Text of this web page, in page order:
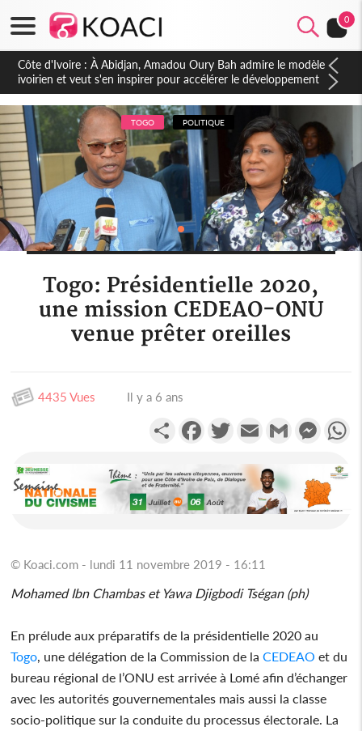
0
Côte d'Ivoire : 23 milliards FCFA de la France pour le métro
d'Abidjan et les Agoras : un nouveau coup d'accélérateur aux
projets structurants
TOGO POLITIQUE
Togo: Présidentielle 2020,
une mission CEDEAO-ONU
venue prêter oreilles
4435 Vues Il y a 6 ans
PartagerFacebookTwitterEmail Gmail
© Koaci.com - lundi 11 novembre 2019 - 16:11
Mohamed Ibn Chambas et Yawa Djigbodi Tségan (ph)
En prélude aux préparatifs de la présidentielle 2020 au
Togo, une délégation de la Commission de la CEDEAO et du
bureau régional de l’ONU est arrivée à Lomé afin d’échanger
avec les autorités gouvernementales mais aussi la classe
socio-politique sur la conduite du processus électorale. La